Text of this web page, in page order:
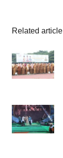
Related article